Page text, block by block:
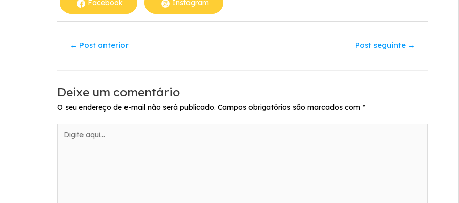
Facebook Instagram
← Post anterior Post seguinte →
Deixe um comentário
O seu endereço de e-mail não será publicado. Campos obrigatórios são marcados com *
aqui...